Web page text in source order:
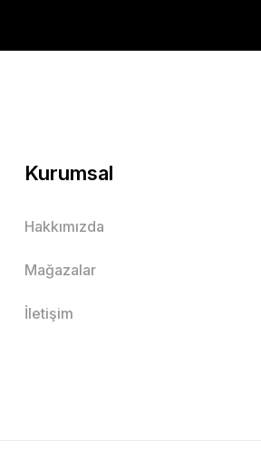
Kurumsal
Hakkımızda
Mağazalar
İletişim